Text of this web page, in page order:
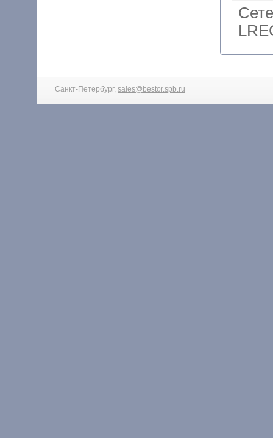
Санкт-Петербург, sales@bestor.spb.ru